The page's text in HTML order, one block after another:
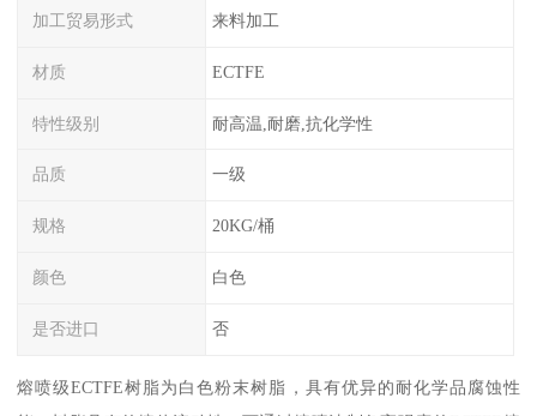
加工贸易形式 来料加工
材质 ECTFE
特性级别 耐高温,耐磨,抗化学性
品质 一级
规格 20KG/桶
颜色 白色
是否进口 否
熔喷级ECTFE树脂为白色粉末树脂，具有优异的耐化学品腐蚀性